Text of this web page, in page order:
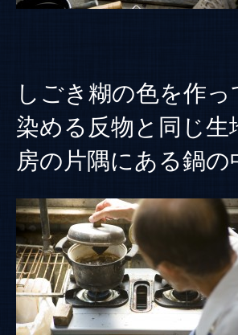
しごき糊の色を作っ
染める反物と同じ
房の片隅にある鍋